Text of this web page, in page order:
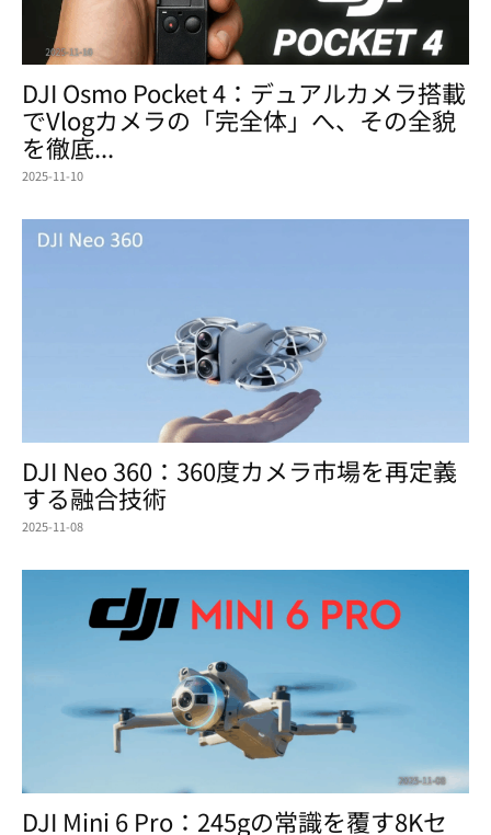
DJI Osmo Pocket 4：デュアルカメラ搭載
でVlogカメラの「完全体」へ、その全貌
を徹底...
2025-11-10
DJI Neo 360：360度カメラ市場を再定義
する融合技術
2025-11-08
DJI Mini 6 Pro：245gの常識を覆す8Kセ